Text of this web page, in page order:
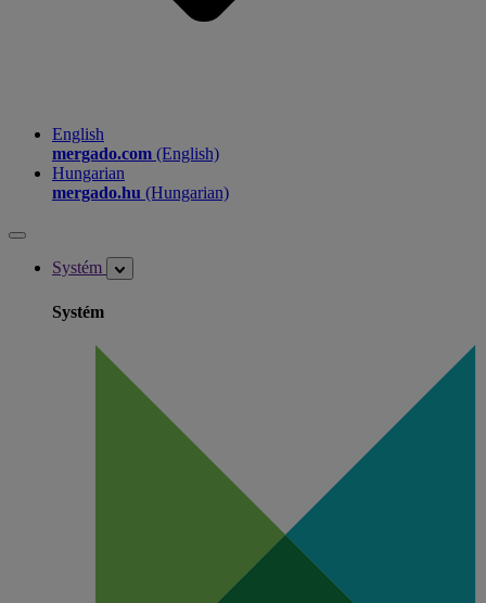
English
mergado.com (English)
Hungarian
mergado.hu (Hungarian)
Systém
Systém